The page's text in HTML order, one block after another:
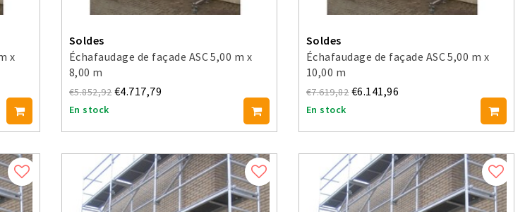
x
Soldes
Échafaudage de façade ASC 5,00 m x
8,00 m
€5.852,92 €4.717,79
En stock
Soldes
Échafaudage de façade ASC 5,00 m x
10,00 m
€7.619,82 €6.141,96
En stock